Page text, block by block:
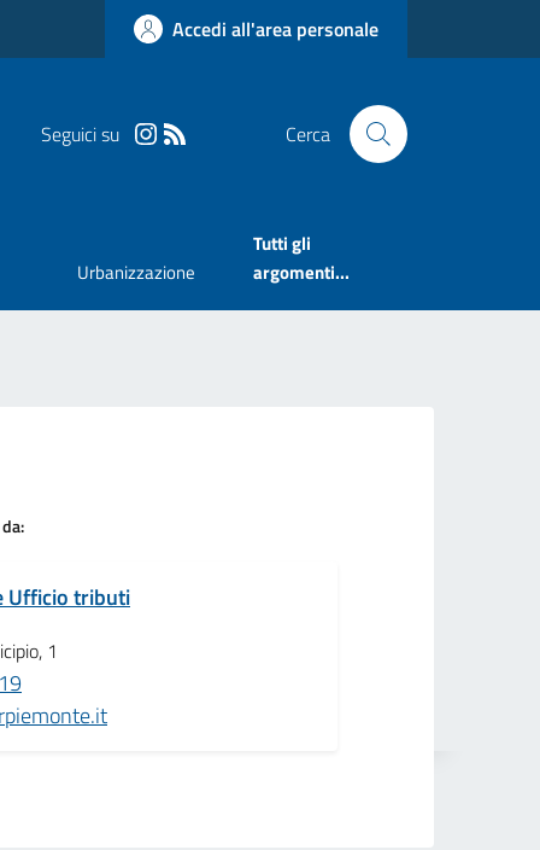
Accedi all'area personale
Seguici su Cerca
Urbanizzazione
Tutti gli
argomenti...
Ufficio tributi
1